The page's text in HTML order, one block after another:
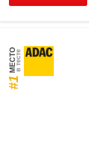
#1
МЕСТОв тесте